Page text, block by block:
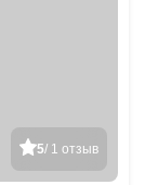
5/ 1 отзыв